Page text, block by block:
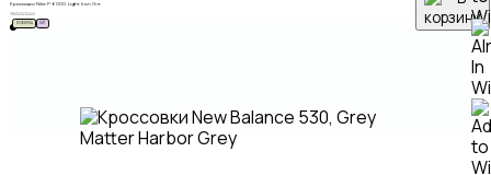
Кроссовки Nike P-6000, Light Iron Ore
3841424344 45
НОВИНКА ХИТ